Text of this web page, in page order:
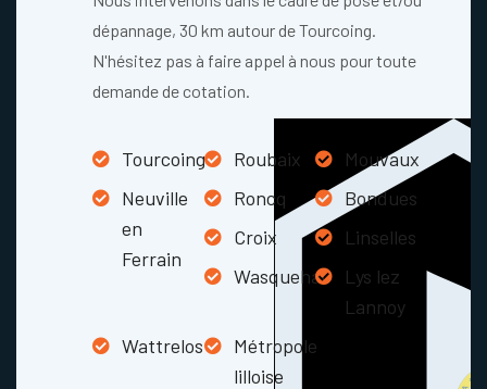
dépannage, 30 km autour de Tourcoing.
N'hésitez pas à faire appel à nous pour toute
demande de cotation.
Tourcoing Roubaix
Mouvaux
Neuville
en
Ferrain
Roncq
Bondues
Croix
Linselles
Wasquehal
Lys lez
Lannoy
Wattrelos
Métropole
lilloise